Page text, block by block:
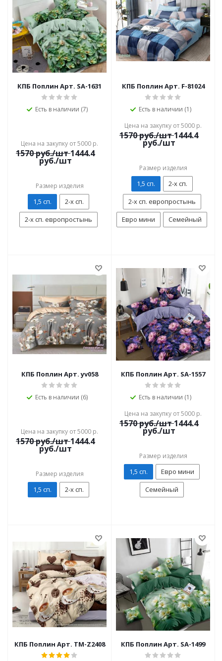
КПБ Поплин Арт. SA-1631
Есть в наличии (7)
Цена на закупку от 5000 р.
1570руб./шт 1444.4
руб./шт
Размер изделия
1,5 сп.
2-х сп.
2-х сп. европростынь
КПБ Поплин Арт. F-81024
Есть в наличии (1)
Цена на закупку от 5000 р.
1570руб./шт 1444.4
руб./шт
Размер изделия
1,5 сп.
2-х сп.
2-х сп. европростынь
Евро мини
Семейный
КПБ Поплин Арт. yv058
Есть в наличии (6)
Цена на закупку от 5000 р.
1570руб./шт 1444.4
руб./шт
Размер изделия
1,5 сп. 2-х сп.
КПБ Поплин Арт. SA-1557
Есть в наличии (1)
Цена на закупку от 5000 р.
1570руб./шт 1444.4
руб./шт
Размер изделия
1,5 сп.
Евро мини
Семейный
КПБ Поплин Арт. TM-Z2408 КПБ Поплин Арт. SA-1499